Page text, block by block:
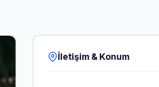
İletişim & Konum